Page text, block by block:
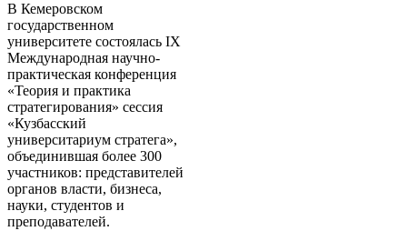
В Кемеровском
государственном
университете состоялась IX
Международная научно-
практическая конференция
«Теория и практика
стратегирования» сессия
«Кузбасский
университариум стратега»,
объединившая более 300
участников: представителей
органов власти, бизнеса,
науки, студентов и
преподавателей.